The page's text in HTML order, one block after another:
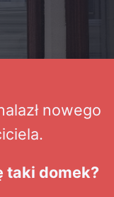
nowego
taki domek?